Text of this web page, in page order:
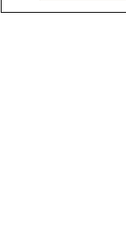
で、落ち着いた